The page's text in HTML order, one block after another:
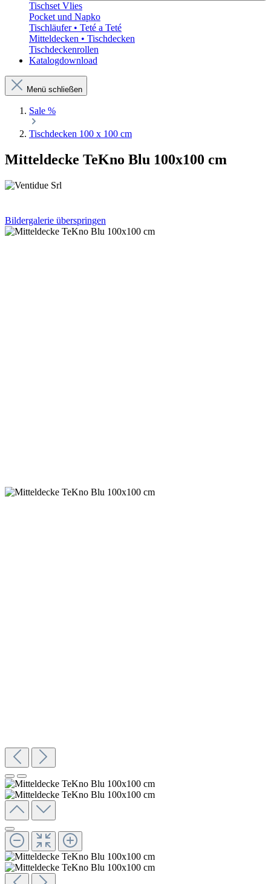
Tischset Vlies
Pocket und Napko
Tischläufer • Teté a Teté
Mitteldecken • Tischdecken
Tischdeckenrollen
Katalogdownload
Menü schließen
Sale %
Tischdecken 100 x 100 cm
Mitteldecke TeKno Blu 100x100 cm
Bildergalerie überspringen